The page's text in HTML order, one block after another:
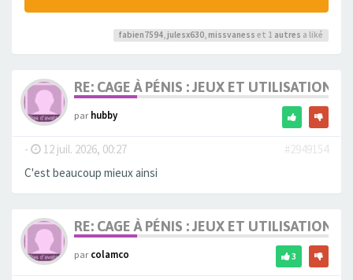
fabien7594, julesx630, missvaness et 1 autres a liké
RE: CAGE À PÉNIS : JEUX ET UTILISATION,
parhubby
- 12 juil. 2026, 00:27
#2949154
C'est beaucoup mieux ainsi
RE: CAGE À PÉNIS : JEUX ET UTILISATION,
parcolamco 3